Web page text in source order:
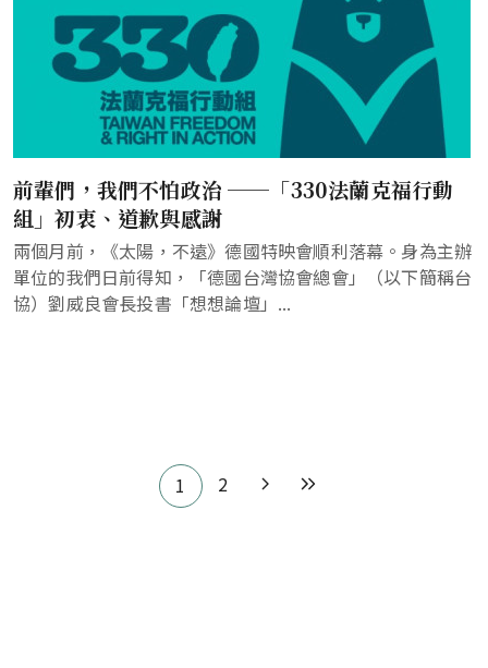
前輩們，我們不怕政治 ──「330法蘭克福行動
組」初衷、道歉與感謝
兩個月前，《太陽，不遠》德國特映會順利落幕。身為主辦
單位的我們日前得知，「德國台灣協會總會」（以下簡稱台
協）劉威良會長投書「想想論壇」...
1 2